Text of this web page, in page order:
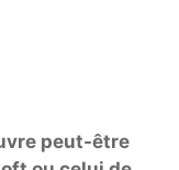
peut-être